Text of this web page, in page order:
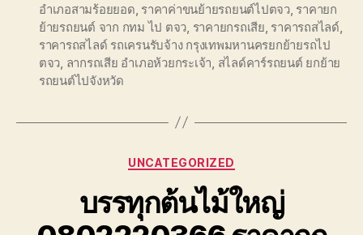
อำเภอสามร้อยยอด ราคาค่าขนย้ายรถยนต์ไปตจว, ราคายก
ย้ายรถยนต์ จาก กทม ไป ตจว ราคายกรถเสีย ราคารถสไลด์,
ราคารถสไลด์ รถเครนรับจ้าง กรุงเทพมหานครยกย้ายรถไป
ตจว ลากรถเสีย อำเภอห้วยกระเจ้า สไลด์คาร์รถยนต์ ยกย้าย
รถยนต์ไปจังหวัด
Categories
UNCATEGORIZED
บรรทุกต้นไม้ใหญ่